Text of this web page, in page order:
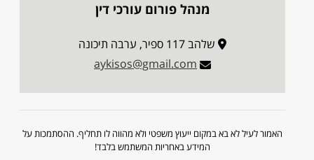
מנהל פורום עורכי דין
שלהב 117 ספיר, ערבה תיכונה
aykisos@gmail.com
האמור לעיל לא בא במקום ייעוץ משפטי ולא מהווה לו תחליף. ההסתמכות על
המידע באחריות המשתמש בלבד!